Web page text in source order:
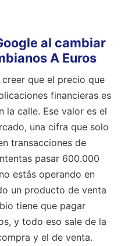
al cambiar
A Euros
que el precio que
financieras es
la calle. Ese valor es el
una cifra que solo
transacciones de
pasar 600.000
estás operando en
un producto de venta
tiene que pagar
y todo eso sale de la
y el de venta.